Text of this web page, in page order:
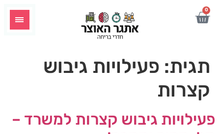
לתוכן
0
תגית: פעילויות גיבוש
קצרות
פעילויות גיבוש קצרות למשרד –